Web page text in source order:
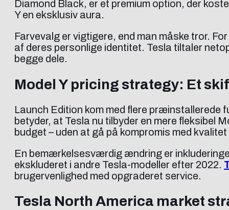
Diamond Black, er et premium option, der
Y en eksklusiv aura.
Farvevalg er vigtigere, end man måske tror.
af deres personlige identitet. Tesla tiltaler
begge dele.
Model Y pricing strategy: Et
Launch Edition kom med flere præinstallerede
betyder, at Tesla nu tilbyder en mere fleksibel
budget – uden at gå på kompromis med
En bemærkelsesværdig ændring er
ekskluderet i andre Tesla-modeller efter 2022.
brugervenlighed med opgraderet service.
Tesla North America market